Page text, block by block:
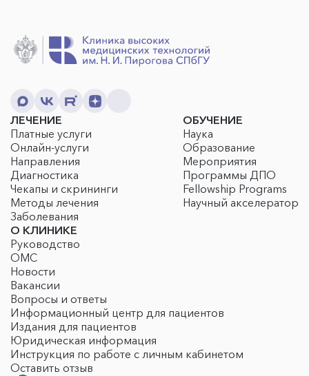
ЛЕЧЕНИЕ
Платные услуги
Онлайн-услуги
Направления
Диагностика
Чекапы и скрининги
Методы лечения
Заболевания
ОБУЧЕНИЕ
Наука
Образование
Мероприятия
Программы ДПО
Fellowship Programs
Научный акселератор
О КЛИНИКЕ
Руководство
ОМС
Новости
Вакансии
Вопросы и ответы
Информационный центр для пациентов
Издания для пациентов
Юридическая информация
Инструкция по работе с личным кабинетом
Оставить отзыв